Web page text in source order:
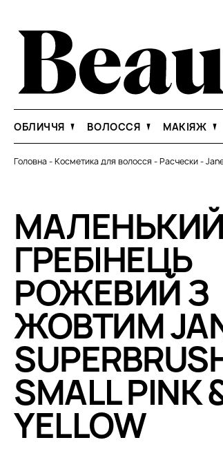
ОБЛИЧЧЯ ВОЛОССЯ МАКІЯЖ
Головна-Косметика для волосся -Расчески-
МАЛЕНЬКИЙ
ГРЕБІНЕЦЬ
РОЖЕВИЙ З
ЖОВТИМ
SMALL PINK
YELLOW